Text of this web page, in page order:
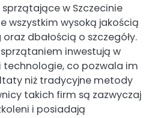
sprzątające w Szczecinie
wszystkim wysoką jakością
dbałością o szczegóły.
inwestują w
technologie, co pozwala im
niż tradycyjne metody
takich firm są zazwyczaj
i posiadają